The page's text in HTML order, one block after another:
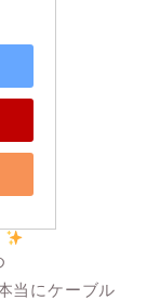
当にケーブル